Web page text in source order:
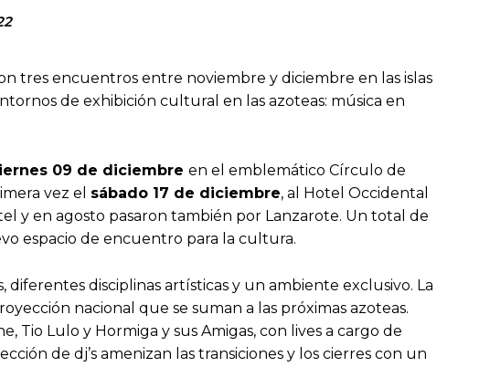
tres encuentros entre noviembre y diciembre en las islas
de exhibición cultural en las azoteas: música en
09 de diciembre en el emblemático Círculo de
vez el sábado 17 de diciembre, al Hotel Occidental
y en agosto pasaron también por Lanzarote. Un total de
espacio de encuentro para la cultura.
disciplinas artísticas y un ambiente exclusivo. La
nacional que se suman a las próximas azoteas.
Lulo y Hormiga y sus Amigas, con lives a cargo de
de dj’s amenizan las transiciones y los cierres con un